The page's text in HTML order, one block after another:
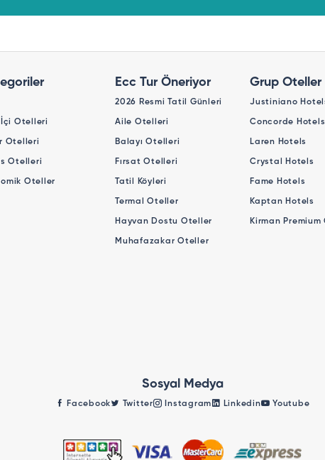
İçi Otelleri
Otelleri
Otelleri
Oteller
Ecc Tur Öneriyor
2026 Resmi Tatil Günleri
Aile Otelleri
Balayı Otelleri
Fırsat Otelleri
Tatil Köyleri
Termal Oteller
Hayvan Dostu Oteller
Muhafazakar Oteller
Grup Oteller
Justiniano
Concorde Hotels
Laren Hotels
Crystal Hotels
Fame Hotels
Kaptan Hotels
Kirman
Sosyal Medya
Facebook Twitter Instagram Linkedin Youtube